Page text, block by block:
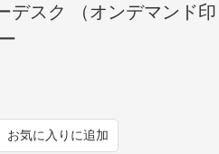
デスク （オンデマンド印
お気に入りに追加